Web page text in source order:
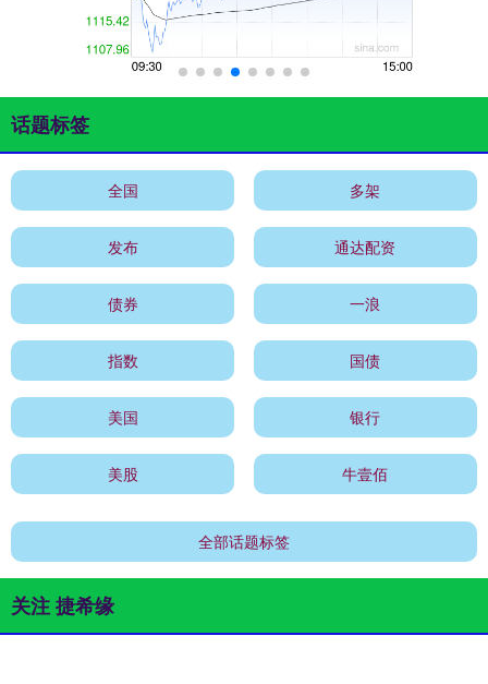
话题标签
全国 多架
发布 通达配资
债券 一浪
指数 国债
美国 银行
美股 牛壹佰
全部话题标签
关注 捷希缘